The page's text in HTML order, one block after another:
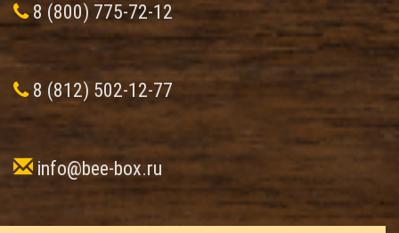
8 (800) 775-72-12
8 (812) 502-12-77
info@bee-box.ru